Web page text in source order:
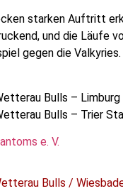
starken Auftritt
und die Läufe
gegen die
Bulls – Limburg
Bulls – Trier
e. V.
Bulls /